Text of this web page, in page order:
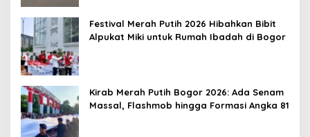
Festival Merah Putih 2026 Hibahkan Bibit
Alpukat Miki untuk Rumah Ibadah di Bogor
Kirab Merah Putih Bogor 2026: Ada Senam
Massal, Flashmob hingga Formasi Angka 81